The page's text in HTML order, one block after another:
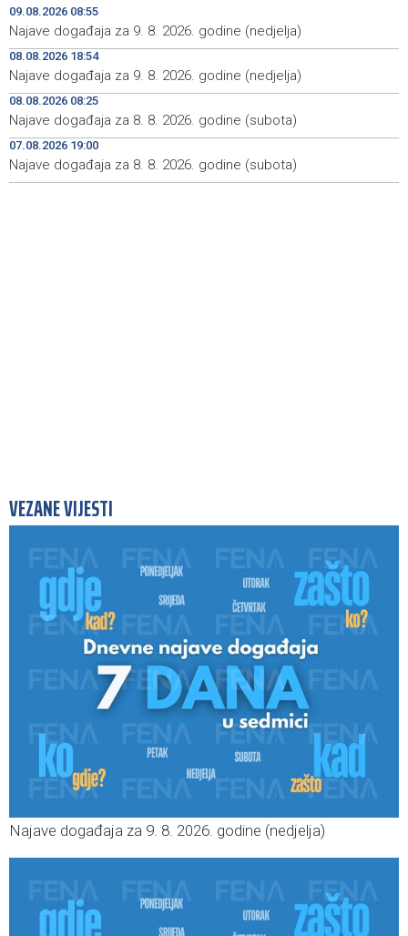
20:31
HZHM: U sudaru vlakova zbrinute 24 ozlijeđene osobe,
12 zadržano na liječenju
20:22 Metković: Na Maratonu lađa se natječe 31 ekipa
20:15
Tomislavgrad: Veterani Vojne policije HVO-a odali
počast poginulim braniteljima
18:54 Najave događaja za 9. 8. 2026. godine (nedjelja)
09.08.2026 08:55
Najave događaja za 9. 8. 2026. godine (nedjelja)
08.08.2026 18:54
Najave događaja za 9. 8. 2026. godine (nedjelja)
08.08.2026 08:25
Najave događaja za 8. 8. 2026. godine (subota)
07.08.2026 19:00
Najave događaja za 8. 8. 2026. godine (subota)
VEZANE VIJESTI
Najave događaja za 9. 8. 2026. godine (nedjelja)